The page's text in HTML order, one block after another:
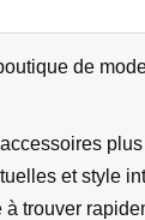
de
et style
trouver